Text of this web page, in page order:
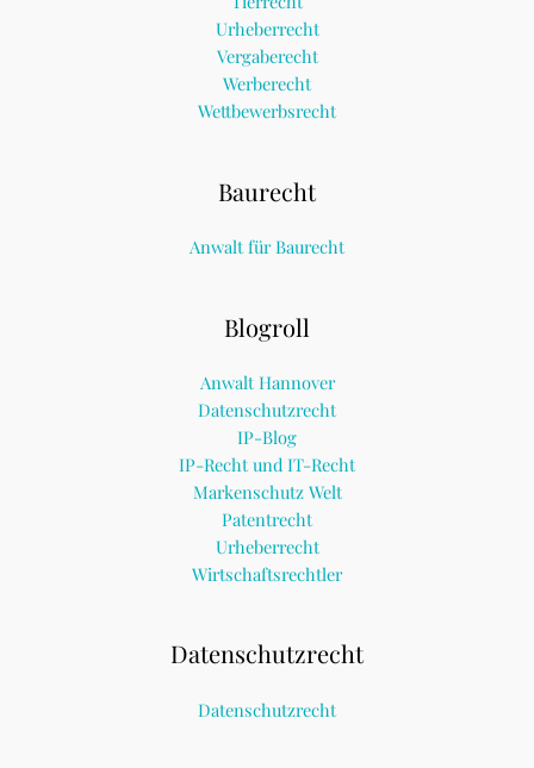
Urheberrecht
Vergaberecht
Werberecht
Wettbewerbsrecht
Baurecht
Anwalt für Baurecht
Blogroll
Anwalt Hannover
Datenschutzrecht
IP-Blog
IP-Recht und IT-Recht
Markenschutz Welt
Patentrecht
Urheberrecht
Wirtschaftsrechtler
Datenschutzrecht
Datenschutzrecht